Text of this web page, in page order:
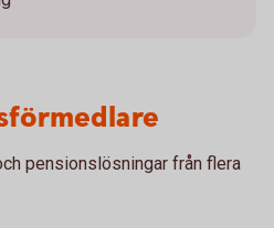
pensionslösningar från flera